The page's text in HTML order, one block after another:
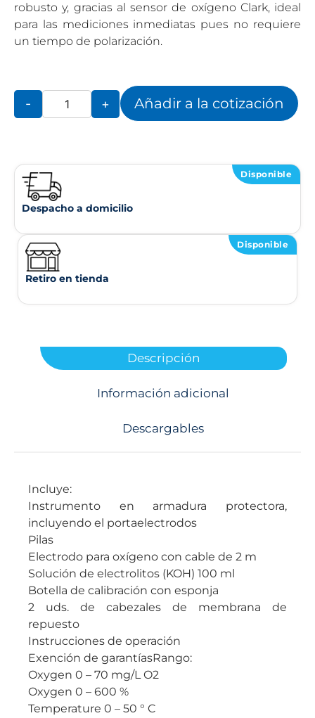
robusto y, gracias al sensor de oxígeno Clark, ideal
para las mediciones inmediatas pues no requiere
un tiempo de polarización.
- + Añadir a la cotización
Disponible
Despacho a domicilio
Disponible
Retiro en tienda
Descripción
Información adicional
Descargables
Incluye:
Instrumento en armadura protectora,
incluyendo el portaelectrodos
Pilas
Electrodo para oxígeno con cable de 2 m
Solución de electrolitos (KOH) 100 ml
Botella de calibración con esponja
2 uds. de cabezales de membrana de
repuesto
Instrucciones de operación
Exención de garantíasRango:
Oxygen 0 – 70 mg/L O2
Oxygen 0 – 600 %
Temperature 0 – 50 ° C